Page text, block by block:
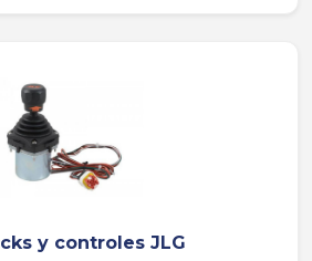
y controles JLG